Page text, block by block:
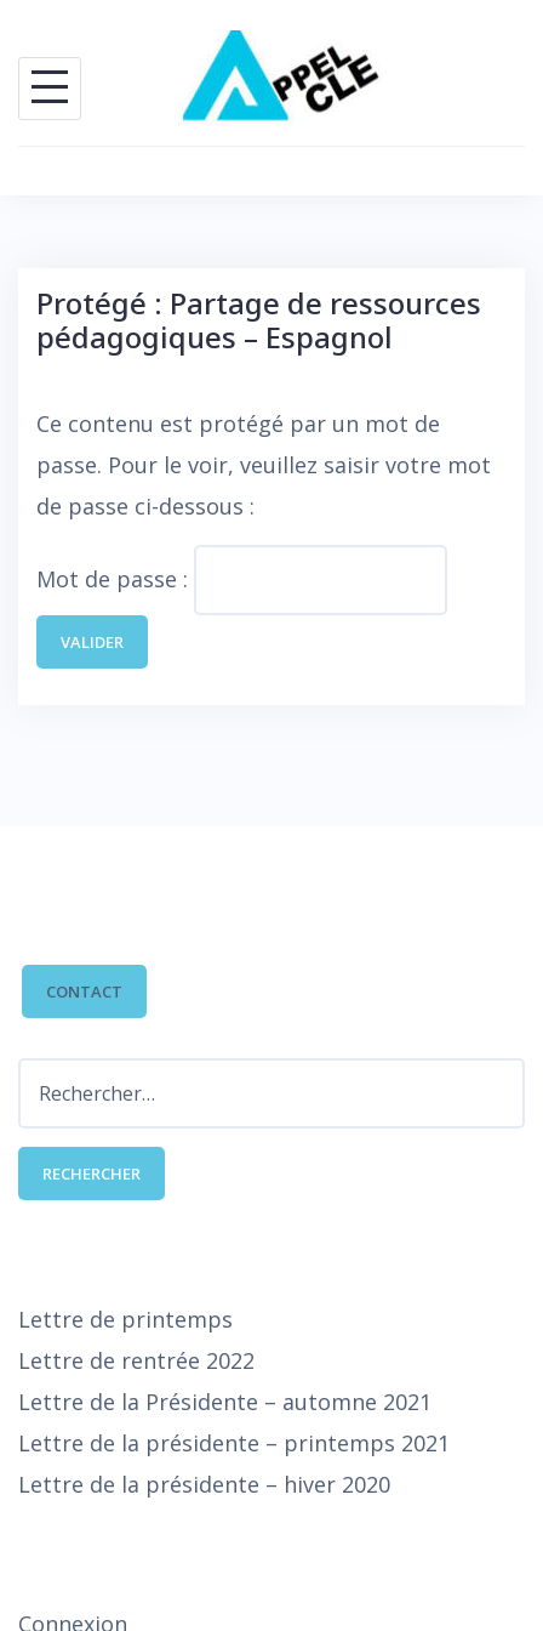
to
content
Protégé : Partage de ressources
pédagogiques – Espagnol
Ce contenu est protégé par un mot de
passe. Pour le voir, veuillez saisir votre mot
de passe ci-dessous :
Mot de passe :
CONTACT
Lettre de printemps
Lettre de rentrée 2022
Lettre de la Présidente – automne 2021
Lettre de la présidente – printemps 2021
Lettre de la présidente – hiver 2020
Connexion